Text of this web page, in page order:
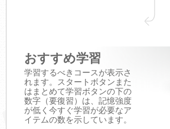
おすすめ学習
学習するべきコースが表示さ
れます。スタートボタンまた
はまとめて学習ボタンの下の
数字（要復習）は、記憶強度
が低く今すぐ学習が必要なア
イテムの数を示しています。